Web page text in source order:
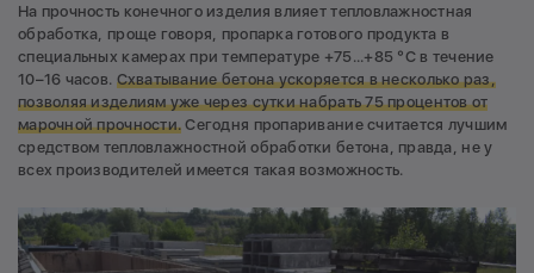
На прочность конечного изделия влияет тепловлажностная
обработка, проще говоря, пропарка готового продукта в
специальных камерах при температуре +75...+85 °С в течение
10–16 часов. Схватывание бетона ускоряется в несколько раз,
позволяя изделиям уже через сутки набрать75 процентов от
марочной прочности. Сегодня пропаривание считается лучшим
средством тепловлажностной обработки бетона, правда, не у
всех производителей имеется такая возможность.